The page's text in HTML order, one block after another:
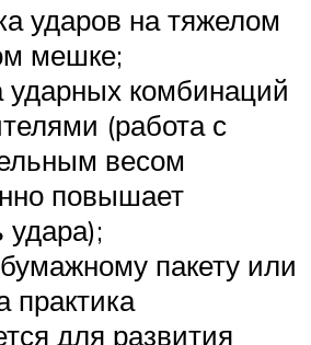
ударов на тяжелом
мешке;
ударных комбинаций
(работа с
весом
повышает
пакету или
практика
для развития